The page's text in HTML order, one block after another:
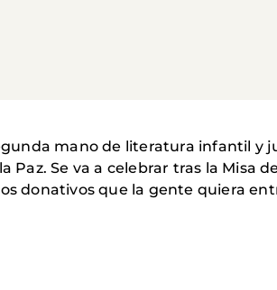
mano de literatura infantil y
Paz. Se va a celebrar tras la Misa
donativos que la gente quiera